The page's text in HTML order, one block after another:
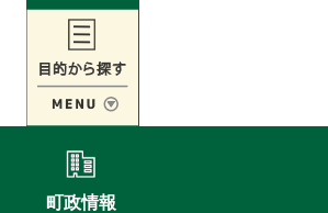
町政情報